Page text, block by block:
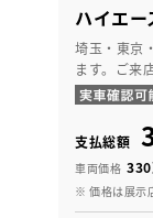
ハイエ
埼玉・東京
ます。ご来
支払総額
車両価格 330
※ 価格は展示